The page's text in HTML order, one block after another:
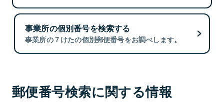
事業所の個別番号を検索する
事業所の７けたの個別郵便番号をお調べします。
郵便番号検索に関する情報